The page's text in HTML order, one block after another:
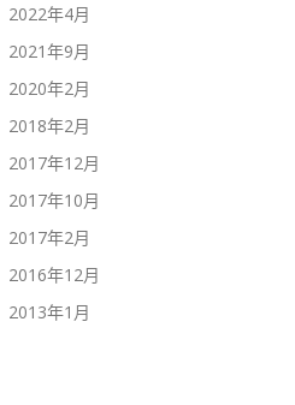
2022年4月
2021年9月
2020年2月
2018年2月
2017年12月
2017年10月
2017年2月
2016年12月
2013年1月